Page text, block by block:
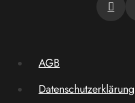
AGB
Datenschutzerklärung